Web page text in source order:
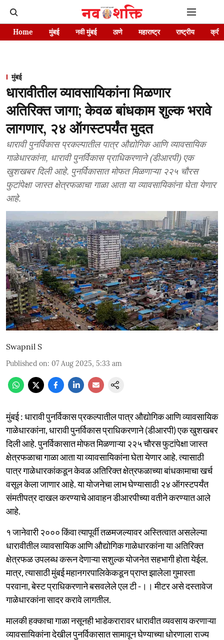
Home मुंबई नवी मुंबई ठाणे महाराष्ट्र राष्ट्रीय
मुंबई
धारावीतील व्यावसायिकांना मिळणार
अतिरिक्त जागा; केवळ बांधकाम शुल्क भरावे
लागणार, २४ ऑगस्टपर्यंत मुदत
धारावी पुनर्विकास प्रकल्पातील पात्र औद्योगिक आणि व्यावसायिक
गाळेधारकांना, धारावी पुनर्विकास प्राधिकरणाने (डीआरपी) एक
खुशखबर दिली आहे. पुनर्विकासात मोफत मिळणाऱ्या २२५ चौरस
फुटांपेक्षा जास्त क्षेत्रफळाचा गाळा आता या व्यावसायिकांना घेता येणार
आहे.
Swapnil S
Published on: 07 Aug 2025, 5:33 am
मुंबई : धारावी पुनर्विकास प्रकल्पातील पात्र औद्योगिक आणि व्यावसायिक
गाळेधारकांना, धारावी पुनर्विकास प्राधिकरणाने (डीआरपी) एक खुशखबर
दिली आहे. पुनर्विकासात मोफत मिळणाऱ्या २२५ चौरस फुटांपेक्षा जास्त
क्षेत्रफळाचा गाळा आता या व्यावसायिकांना घेता येणार आहे. त्यासाठी
पात्र गाळेधारकांकडून केवळ अतिरिक्त क्षेत्रफळाच्या बांधकामाचा खर्च
वसूल केला जाणार आहे. या योजनेचा लाभ घेण्यासाठी २४ ऑगस्टपर्यंत
संमतीपत्र दाखल करण्याचे आवाहन डीआरपीच्या वतीने करण्यात आले
आहे.
१ जानेवारी २००० किंवा त्यापूर्वी तळमजल्यावर अस्तित्वात असलेल्या
धारावीतील व्यावसायिक आणि औद्योगिक गाळेधारकांना या अतिरिक्त
क्षेत्रफळ उपलब्ध करून देणाऱ्या सशुल्क योजनेत सहभागी होता येईल.
मात्र, त्यासाठी मुंबई महानगरपालिकेकडून प्राप्त झालेला गुमास्ता
परवाना, बेस्ट प्राधिकरणाने बसवलेले एल टी -।। मीटर असे दस्तावेज
गाळेधारकांना सादर करावे लागतील.
मालकी हक्काचा गाळा नसूनही भाडेकरारावर धारावीत व्यवसाय करणाऱ्या
व्यावसायिकांना देखील पुनर्विकासात सामावून घेण्याच्या धोरणाला राज्य